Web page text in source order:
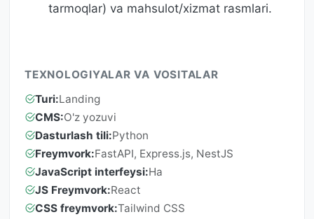
tarmoqlar) va mahsulot/xizmat rasmlari.
TEXNOLOGIYALAR VA VOSITALAR
Turi:Landing
CMS:O'z yozuvi
Dasturlash tili:Python
Freymvork:FastAPI, Express.js, NestJS
JavaScript interfeysi:Ha
JS Freymvork:React
CSS freymvork:Tailwind CSS